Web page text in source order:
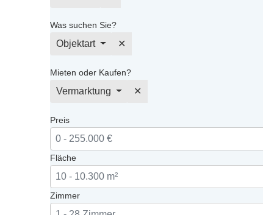
Was suchen Sie?
Objektart ✕
Mieten oder Kaufen?
Vermarktung ✕
Preis
Fläche
Zimmer